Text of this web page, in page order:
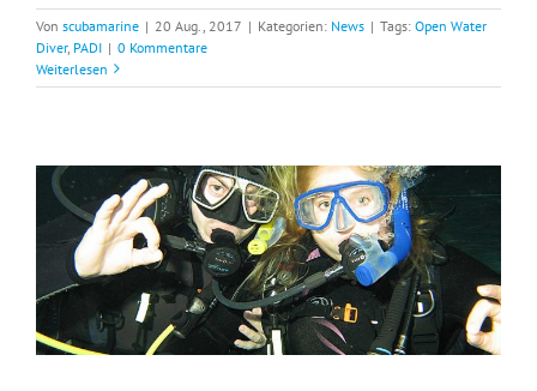
Von scubamarine | 20 Aug., 2017 | Kategorien: News | Tags: Open Water
Diver, PADI | 0 Kommentare
Weiterlesen